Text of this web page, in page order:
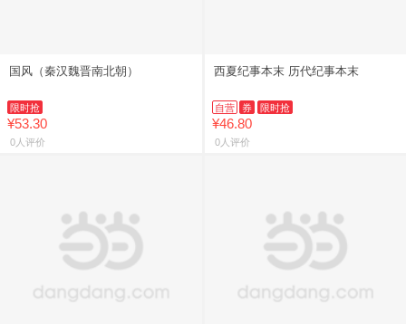
国风（秦汉魏晋南北朝）
限时抢
¥53.30
0人评价
西夏纪事本末 历代纪事本末
自营 券 限时抢
¥46.80
0人评价